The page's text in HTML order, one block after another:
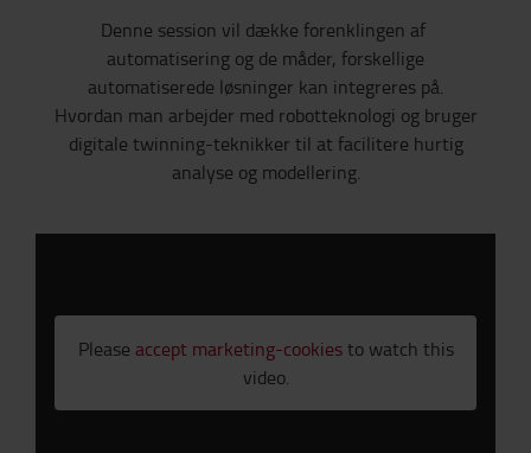
Denne session vil dække forenklingen af ​​
automatisering og de måder, forskellige
automatiserede løsninger kan integreres på.
Hvordan man arbejder med robotteknologi og bruger
digitale twinning-teknikker til at facilitere hurtig
analyse og modellering.
Please accept marketing-cookiesto watch this
video.